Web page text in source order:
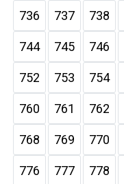
736 737 738
744 745 746
752 753 754
760 761 762
768 769 770
776 777 778